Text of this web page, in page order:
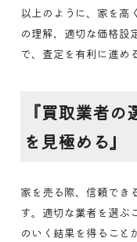
以上のように、家を高
の理解、適切な価格設
で、査定を有利に進め
『買取業者
を見極める』
家を売る際、信頼でき
す。適切な業者を選ぶ
のいく結果を得ること